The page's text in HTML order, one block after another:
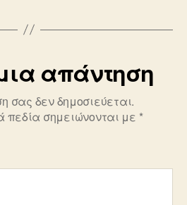
απάντηση
σας δεν δημοσιεύεται.
πεδία σημειώνονται με *